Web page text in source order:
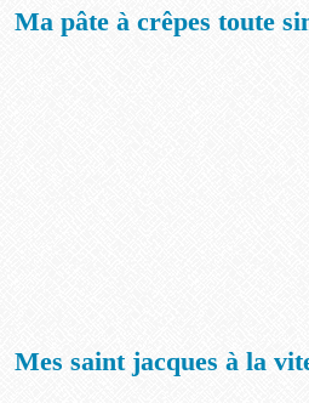
Ma pâte à crêpes toute
Mes saint jacques à la